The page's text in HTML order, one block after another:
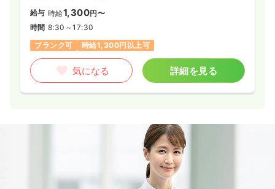
給与 時給1,300円〜
時間 8:30～17:30
ブランク可
時給1,300円以上可
気になる 詳細を見る